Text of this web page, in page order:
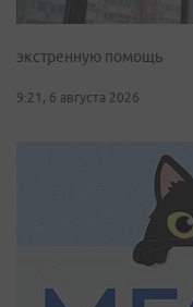
экстренную помощь
9:21, 6 августа 2026